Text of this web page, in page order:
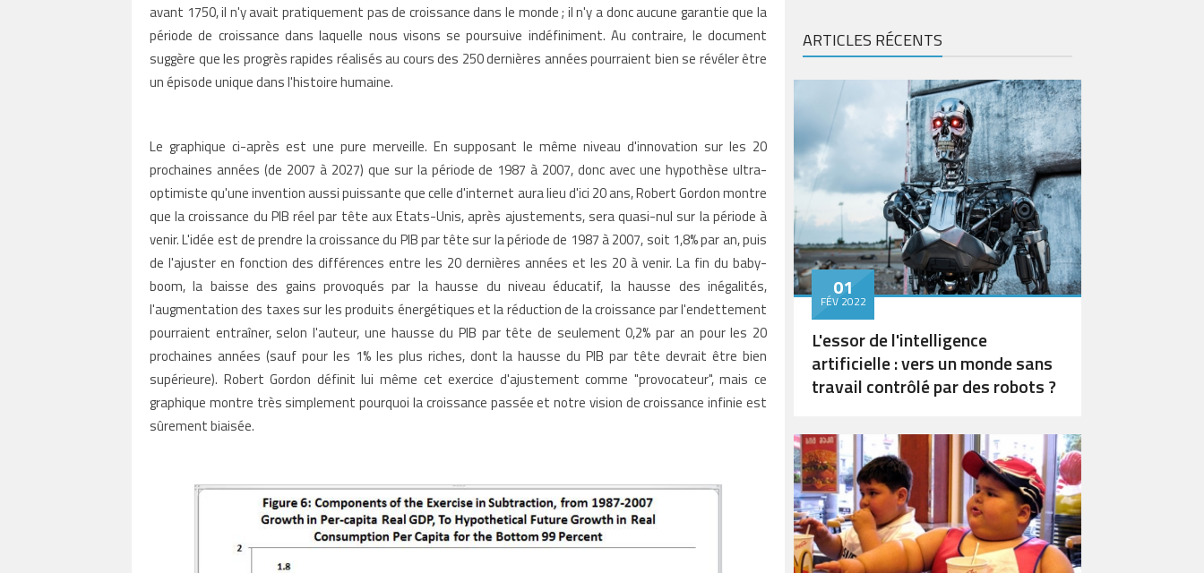
avant 1750, il n'y avait pratiquement pas de croissance dans le monde ; il n'y a donc aucune garantie que la
période de croissance dans laquelle nous visons se poursuive indéfiniment. Au contraire, le document
suggère que les progrès rapides réalisés au cours des 250 dernières années pourraient bien se révéler être
un épisode unique dans l'histoire humaine.
Le graphique ci-après est une pure merveille. En supposant le même niveau d'innovation sur les 20
prochaines années (de 2007 à 2027) que sur la période de 1987 à 2007, donc avec une hypothèse ultra-
optimiste qu'une invention aussi puissante que celle d'internet aura lieu d'ici 20 ans, Robert Gordon montre
que la croissance du PIB réel par tête aux Etats-Unis, après ajustements, sera quasi-nul sur la période à
venir. L'idée est de prendre la croissance du PIB par tête sur la période de 1987 à 2007, soit 1,8% par an, puis
de l'ajuster en fonction des différences entre les 20 dernières années et les 20 à venir. La fin du baby-
boom, la baisse des gains provoqués par la hausse du niveau éducatif, la hausse des inégalités,
l'augmentation des taxes sur les produits énergétiques et la réduction de la croissance par l'endettement
pourraient entraîner, selon l'auteur, une hausse du PIB par tête de seulement 0,2% par an pour les 20
prochaines années (sauf pour les 1% les plus riches, dont la hausse du PIB par tête devrait être bien
supérieure). Robert Gordon définit lui même cet exercice d'ajustement comme "provocateur", mais ce
graphique montre très simplement pourquoi la croissance passée et notre vision de croissance infinie est
sûrement biaisée.
ARTICLES RÉCENTS
01
FÉV 2022
L'essor de l'intelligence
artificielle : vers un monde sans
travail contrôlé par des robots ?